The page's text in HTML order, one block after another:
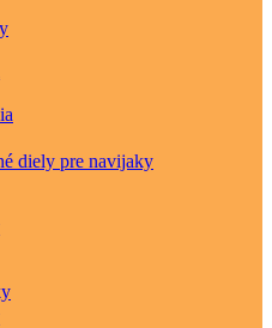
diely pre navijaky